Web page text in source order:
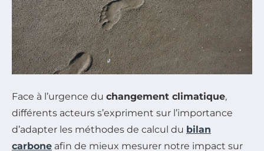
Face à l’urgence du changement climatique,
différents acteurs s’expriment sur l’importance
d’adapter les méthodes de calcul du bilan
carbone afin de mieux mesurer notre impact sur